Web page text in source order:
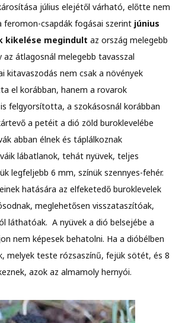
július elejétől várható, előtte nem
feromon-csapdák fogásai szerint június
kikelése megindult az ország melegebb
az átlagosnál melegebb tavasszal
kitavaszodás nem csak a növények
el korábban, hanem a rovarok
felgyorsította, a szokásosnál korábban
a petéit a dió zöld buroklevelébe
abban élnek és táplálkoznak
lábatlanok, tehát nyüvek, teljes
legfeljebb 6 mm, színük szennyes-fehér.
hatására az elfeketedő buroklevelek
meglehetősen visszataszítóak,
láthatóak. A nyüvek a dió belsejébe a
nem képesek behatolni. Ha a dióbélben
melyek teste rózsaszínű, fejük sötét, és 8
azok az almamoly hernyói.